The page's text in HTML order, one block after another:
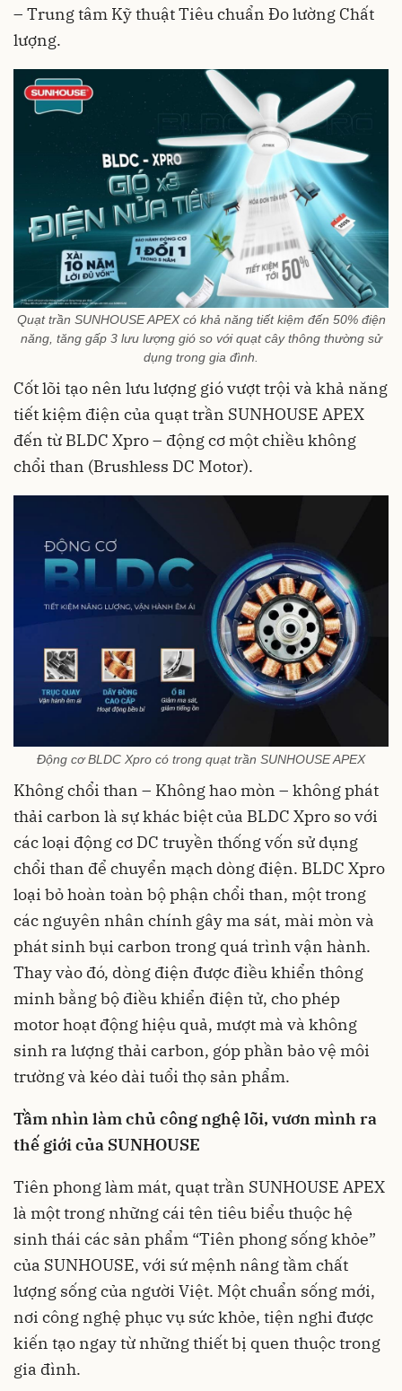
– Trung tâm Kỹ thuật Tiêu chuẩn Đo lường Chất
lượng.
Quạt trần SUNHOUSE APEX có khả năng tiết kiệm đến 50% điện
năng, tăng gấp 3 lưu lượng gió so với quạt cây thông thường sử
dụng trong gia đình.
Cốt lõi tạo nên lưu lượng gió vượt trội và khả năng
tiết kiệm điện của quạt trần SUNHOUSE APEX
đến từ BLDC Xpro – động cơ một chiều không
chổi than (Brushless DC Motor).
Động cơ BLDC Xpro có trong quạt trần SUNHOUSE APEX
Không chổi than – Không hao mòn – không phát
thải carbon là sự khác biệt của BLDC Xpro so với
các loại động cơ DC truyền thống vốn sử dụng
chổi than để chuyển mạch dòng điện. BLDC Xpro
loại bỏ hoàn toàn bộ phận chổi than, một trong
các nguyên nhân chính gây ma sát, mài mòn và
phát sinh bụi carbon trong quá trình vận hành.
Thay vào đó, dòng điện được điều khiển thông
minh bằng bộ điều khiển điện tử, cho phép
motor hoạt động hiệu quả, mượt mà và không
sinh ra lượng thải carbon, góp phần bảo vệ môi
trường và kéo dài tuổi thọ sản phẩm.
Tầm nhìn làm chủ công nghệ lõi, vươn mình ra
thế giới của SUNHOUSE
Tiên phong làm mát, quạt trần SUNHOUSE APEX
là một trong những cái tên tiêu biểu thuộc hệ
sinh thái các sản phẩm “Tiên phong sống khỏe”
của SUNHOUSE, với sứ mệnh nâng tầm chất
lượng sống của người Việt. Một chuẩn sống mới,
nơi công nghệ phục vụ sức khỏe, tiện nghi được
kiến tạo ngay từ những thiết bị quen thuộc trong
gia đình.